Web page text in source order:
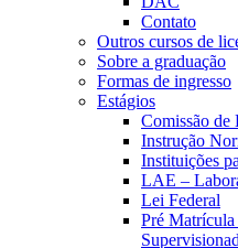
Contato
Outros cursos de
Sobre a graduação
Formas de ingresso
Estágios
Comissão de
Instrução
Instituições
LAE –
Lei Federal
Pré Matrícula